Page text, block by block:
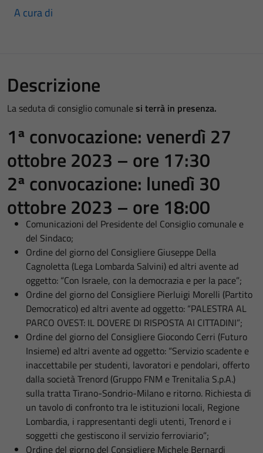
A cura di
Descrizione
La seduta di consiglio comunalesi terrà in presenza.
1ª convocazione: venerdì 27
ottobre 2023 – ore 17:30
2ª convocazione: lunedì 30
ottobre 2023 – ore 18:00
Comunicazioni del Presidente del Consiglio comunale e
del Sindaco;
Ordine del giorno del Consigliere Giuseppe Della
Cagnoletta (Lega Lombarda Salvini) ed altri avente ad
oggetto: “Con Israele, con la democrazia e per la pace”;
Ordine del giorno del Consigliere Pierluigi Morelli (Partito
Democratico) ed altri avente ad oggetto: “PALESTRA AL
PARCO OVEST: IL DOVERE DI RISPOSTA AI CITTADINI”;
Ordine del giorno del Consigliere Giocondo Cerri (Futuro
Insieme) ed altri avente ad oggetto: “Servizio scadente e
inaccettabile per studenti, lavoratori e pendolari, offerto
dalla società Trenord (Gruppo FNM e Trenitalia S.p.A.)
sulla tratta Tirano-Sondrio-Milano e ritorno. Richiesta di
un tavolo di confronto tra le istituzioni locali, Regione
Lombardia, i rappresentanti degli utenti, Trenord e i
soggetti che gestiscono il servizio ferroviario”;
Ordine del giorno del Consigliere Michele Bernardi